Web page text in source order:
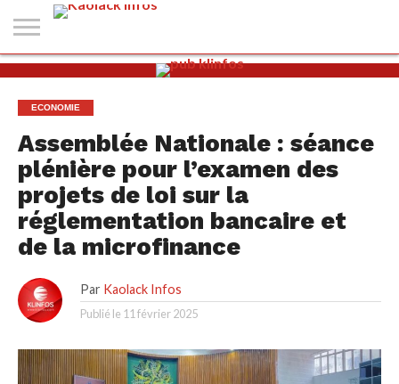
#2
(PAS
TITRE)
KAOLACK
POLITIQUE
ECONOMIE
SOCIÉTÉ
CULTURE
PEOPLE
SPORT
SANTÉ
AFRIQUE
INTERNATIONAL
EMPLOI &
ECONOMIE
Assemblée Nationale : séance
plénière pour l’examen des
projets de loi sur la
réglementation bancaire et
de la microfinance
Par Kaolack Infos
Publié le 11 février 2025